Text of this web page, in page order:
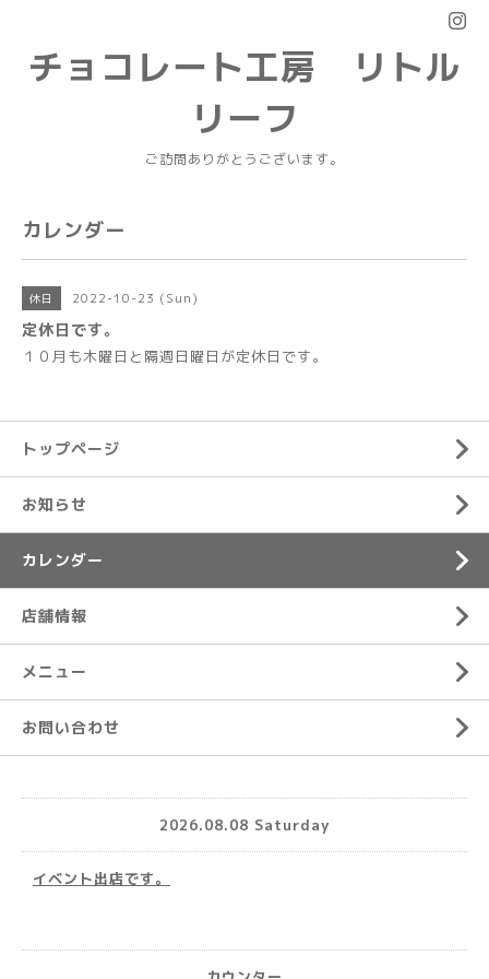
チョコレート工房 リトル
リーフ
ご訪問ありがとうございます。
カレンダー
休日 2022-10-23 (Sun)
定休日です。
１０月も木曜日と隔週日曜日が定休日です。
トップページ
お知らせ
カレンダー
店舗情報
メニュー
お問い合わせ
2026.08.08 Saturday
イベント出店です。